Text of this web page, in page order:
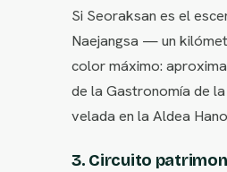
Si Seoraksan es el
Naejangsa — un
color máximo:
de la Gastronomía de
velada en la Aldea
3. Circuito